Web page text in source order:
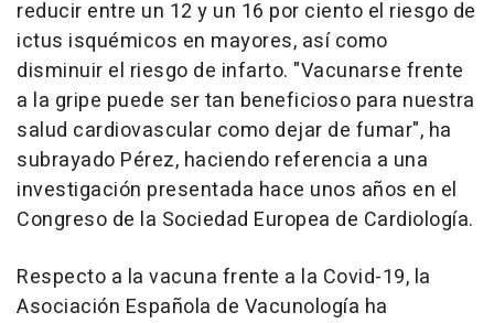
reducir entre un 12 y un 16 por ciento el riesgo de
ictus isquémicos en mayores, así como
disminuir el riesgo de infarto. "Vacunarse frente
a la gripe puede ser tan beneficioso para nuestra
salud cardiovascular como dejar de fumar", ha
subrayado Pérez, haciendo referencia a una
investigación presentada hace unos años en el
Congreso de la Sociedad Europea de Cardiología.
Respecto a la vacuna frente a la Covid-19, la
Asociación Española de Vacunología ha